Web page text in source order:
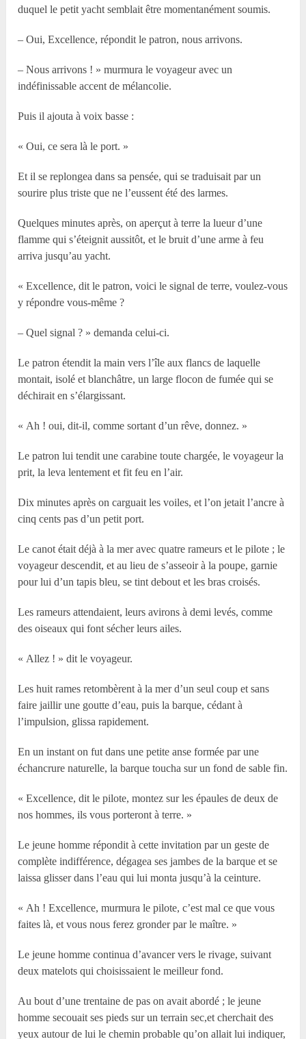
duquel le petit yacht semblait être momentanément soumis.
– Oui, Excellence, répondit le patron, nous arrivons.
– Nous arrivons ! » murmura le voyageur avec un
indéfinissable accent de mélancolie.
Puis il ajouta à voix basse :
« Oui, ce sera là le port. »
Et il se replongea dans sa pensée, qui se traduisait par un
sourire plus triste que ne l’eussent été des larmes.
Quelques minutes après, on aperçut à terre la lueur d’une
flamme qui s’éteignit aussitôt, et le bruit d’une arme à feu
arriva jusqu’au yacht.
« Excellence, dit le patron, voici le signal de terre, voulez-vous
y répondre vous-même ?
– Quel signal ? » demanda celui-ci.
Le patron étendit la main vers l’île aux flancs de laquelle
montait, isolé et blanchâtre, un large flocon de fumée qui se
déchirait en s’élargissant.
« Ah ! oui, dit-il, comme sortant d’un rêve, donnez. »
Le patron lui tendit une carabine toute chargée, le voyageur la
prit, la leva lentement et fit feu en l’air.
Dix minutes après on carguait les voiles, et l’on jetait l’ancre à
cinq cents pas d’un petit port.
Le canot était déjà à la mer avec quatre rameurs et le pilote ; le
voyageur descendit, et au lieu de s’asseoir à la poupe, garnie
pour lui d’un tapis bleu, se tint debout et les bras croisés.
Les rameurs attendaient, leurs avirons à demi levés, comme
des oiseaux qui font sécher leurs ailes.
« Allez ! » dit le voyageur.
Les huit rames retombèrent à la mer d’un seul coup et sans
faire jaillir une goutte d’eau, puis la barque, cédant à
l’impulsion, glissa rapidement.
En un instant on fut dans une petite anse formée par une
échancrure naturelle, la barque toucha sur un fond de sable fin.
« Excellence, dit le pilote, montez sur les épaules de deux de
nos hommes, ils vous porteront à terre. »
Le jeune homme répondit à cette invitation par un geste de
complète indifférence, dégagea ses jambes de la barque et se
laissa glisser dans l’eau qui lui monta jusqu’à la ceinture.
« Ah ! Excellence, murmura le pilote, c’est mal ce que vous
faites là, et vous nous ferez gronder par le maître. »
Le jeune homme continua d’avancer vers le rivage, suivant
deux matelots qui choisissaient le meilleur fond.
Au bout d’une trentaine de pas on avait abordé ; le jeune
homme secouait ses pieds sur un terrain sec,et cherchait des
yeux autour de lui le chemin probable qu’on allait lui indiquer,